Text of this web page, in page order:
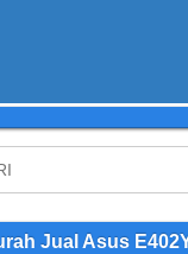
Jual Asus